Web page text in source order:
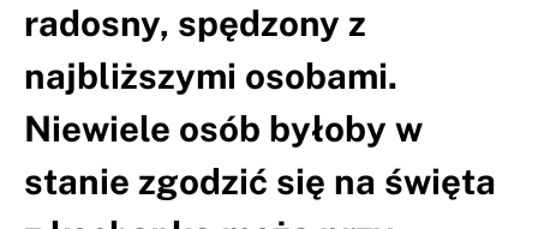
radosny, spędzony z
najbliższymi osobami.
Niewiele osób byłoby w
stanie zgodzić się na święta